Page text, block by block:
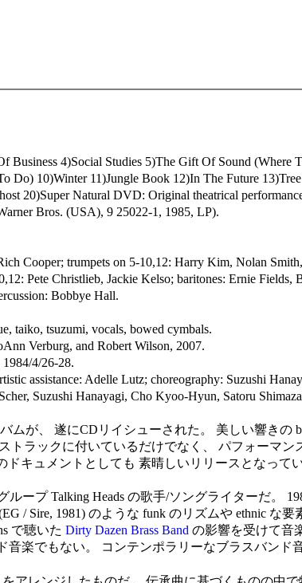
4)Social Studies 5)The Gift Of Sound (Where
10)Winter 11)Jungle Book 12)In The Future
20)Super Natural DVD: Original theatrical
Bros. (USA), 9 25022-1, 1985, LP).
Cooper; trumpets on 5-10,12: Harry Kim, Nolan
Pete Christlieb, Jackie Kelso; baritones: Ernie Fields,
Bobbye Hall.
taiko, tsuzumi, vocals, bowed cymbals.
Verburg, and Robert Wilson, 2007.
4/26-28.
assistance: Adelle Lutz; choreography: Suzushi
Suzushi Hanayagi, Cho Kyoo-Hyun, Satoru
ムが、 遂にCDリイシューされた。 美しい響きの
ラックに付いているだけでなく、 パフォーマン
ドキュメントとしても 素晴しいリリースとなってい
ープ Talking Heads の歌手/ソングライターだ。
/ Sire, 1981) のような funk のリズムや ethnic な
で聴いた Dirty Dazen Brass Band の影響を受けて音
楽でもない。 コンテンポラリーなブラスバンド音